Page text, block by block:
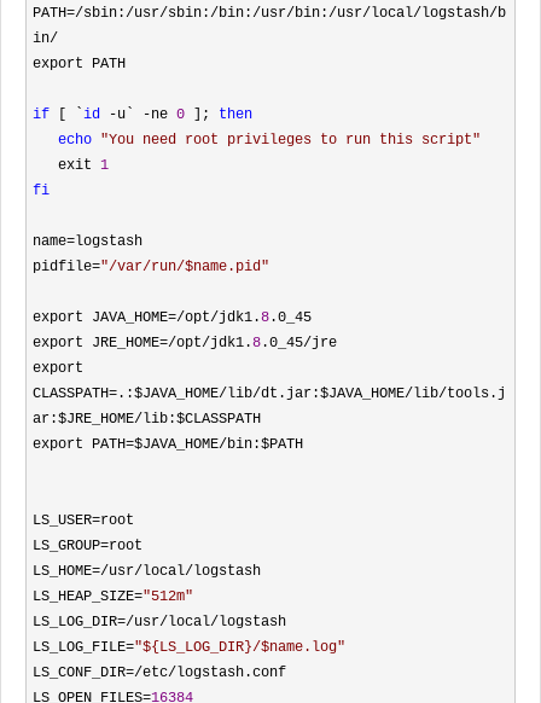
PATH=/sbin:/usr/sbin:/bin:/usr/bin:/usr/local/logstash/b
in/
export PATH
if id -u` -ne 0 ]; then
echo "You need root privileges to run this script"
   exit
1
fi
name=logstash
pidfile="/var/run/$name.pid"
export JAVA_HOME=/opt/jdk1.8 .0_45
export JRE_HOME=/opt/jdk1.8 .0_45/jre
export
CLASSPATH=.:$JAVA_HOME/lib/dt.jar:$JAVA_HOME/lib/tools.j
ar:$JRE_HOME/ lib:$CLASSPATH
export PATH=$JAVA_HOME/bin:$PATH
LS_USER=root
LS_GROUP=root
LS_HOME=/usr/local/ logstash
LS_HEAP_SIZE="512m"
LS_LOG_DIR=/usr/local/ logstash
LS_LOG_FILE="${LS_LOG_DIR}/$name.log"
LS_CONF_DIR=/etc/ logstash.conf
LS_OPEN_FILES=16384